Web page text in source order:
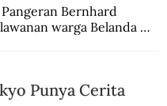
Bernhard
warga Belanda
pangeran menjadi
Punya Cerita